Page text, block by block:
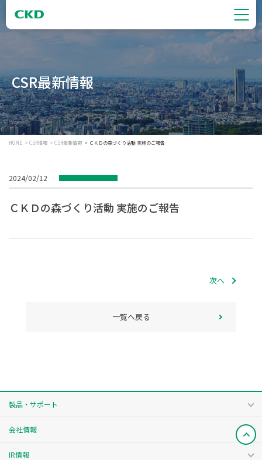
CSR最新情報
HOME CSR情報 CSR最新情報 ＣＫＤの森づくり活動 実施のご報告
2024/02/12
ＣＫＤの森づくり活動 実施のご報告
次へ
一覧へ戻る
製品・サポート
会社情報
IR情報